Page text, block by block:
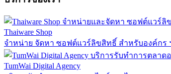
Thaiware Shop
จำหน่าย จัดหา ซอฟต์แวร์ลิขสิทธิ์ สำหรับองค์กร
TumWai Digital Agency